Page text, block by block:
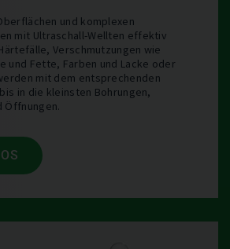
und komplexen
mit Ultraschall-Wellten effektiv
Verschmutzungen wie
und Fette, Farben und Lacke oder
mit dem entsprechenden
in die kleinsten Bohrungen,
Öffnungen.